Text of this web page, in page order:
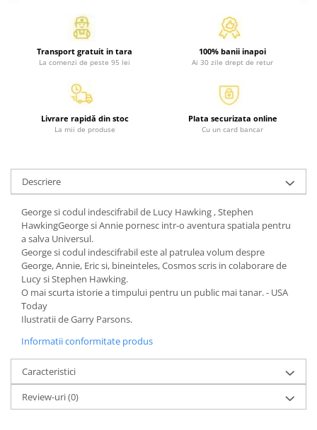
Dictionare de limba romana
Dictionare tematice
Enciclopedii
Diete si fitness
Diete si alimentatie sanatoasa
Fitness si frumusete
Feng Shui
Sa nu razi :((
Drept
Legislatie
Fictiune
Actiune si Aventura
Actiune,aventura
Clasici
Crime, Thriller, Mistery
Fantasy
Istorica
Literatura de divertisment
Transport gratuit in tara
La comenzi de peste 95 lei
100% banii inapoi
Ai 30 zile drept de retur
Livrare rapidă din stoc
La mii de produse
Plata securizata online
Cu un card bancar
Descriere
George si codul indescifrabil de Lucy Hawking , Stephen
HawkingGeorge si Annie pornesc intr-o aventura spatiala pentru
a salva Universul.
George si codul indescifrabil este al patrulea volum despre
George, Annie, Eric si, bineinteles, Cosmos scris in colaborare de
Lucy si Stephen Hawking.
O mai scurta istorie a timpului pentru un public mai tanar. - USA
Today
Ilustratii de Garry Parsons.
Informatii conformitate produs
Caracteristici
Review-uri(0)